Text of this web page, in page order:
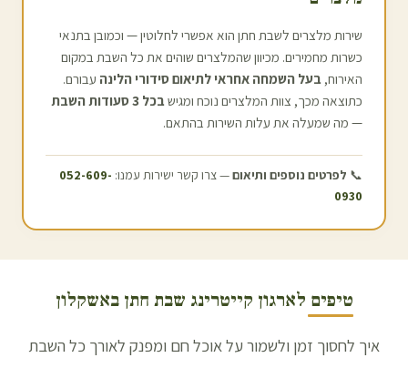
שירות מלצרים לשבת חתן הוא אפשרי לחלוטין — וכמובן בתנאי
כשרות מחמירים. מכיוון שהמלצרים שוהים את כל השבת במקום
האירוח, בעל השמחה אחראי לתיאום סידורי הלינה עבורם.
כתוצאה מכך, צוות המלצרים נוכח ומגישבכל 3 סעודות השבת
— מה שמעלה את עלות השירות בהתאם.
📞 לפרטים נוספים ותיאום— צרו קשר ישירות עמנו: 052-609-
0930
טיפים לארגון קייטרינג שבת חתן באשקלון
איך לחסוך זמן ולשמור על אוכל חם ומפנק לאורך כל השבת